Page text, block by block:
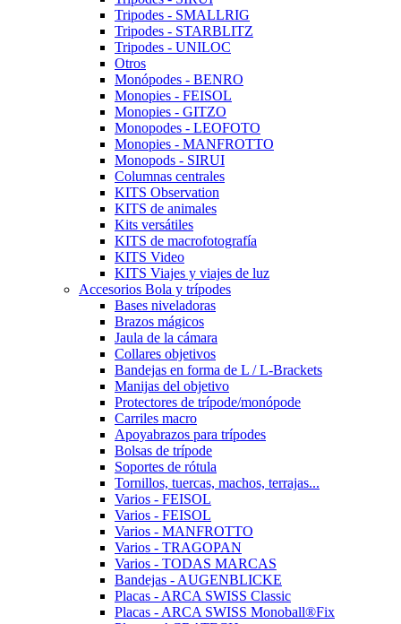
Tripodes - SMALLRIG
Tripodes - STARBLITZ
Tripodes - UNILOC
Otros
Monópodes - BENRO
Monopies - FEISOL
Monopies - GITZO
Monopodes - LEOFOTO
Monopies - MANFROTTO
Monopods - SIRUI
Columnas centrales
KITS Observation
KITS de animales
Kits versátiles
KITS de macrofotografía
KITS Video
KITS Viajes y viajes de luz
Accesorios Bola y trípodes
Bases niveladoras
Brazos mágicos
Jaula de la cámara
Collares objetivos
Bandejas en forma de L / L-Brackets
Manijas del objetivo
Protectores de trípode/monópode
Carriles macro
Apoyabrazos para trípodes
Bolsas de trípode
Soportes de rótula
Tornillos, tuercas, machos, terrajas...
Varios - FEISOL
Varios - FEISOL
Varios - MANFROTTO
Varios - TRAGOPAN
Varios - TODAS MARCAS
Bandejas - AUGENBLICKE
Placas - ARCA SWISS Classic
Placas - ARCA SWISS Monoball®Fix